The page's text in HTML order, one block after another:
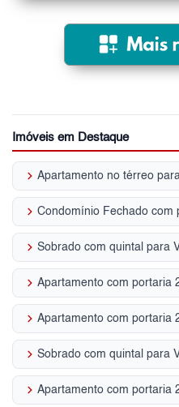
Imóveis em Destaque
keyboard_arrow_right Apartamento no térreo
keyboard_arrow_right
keyboard_arrow_right Sobrado com quintal para
keyboard_arrow_right
keyboard_arrow_right
keyboard_arrow_right
keyboard_arrow_right